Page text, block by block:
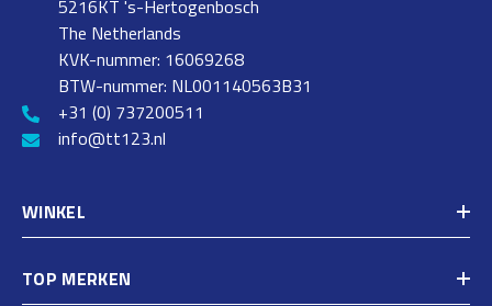
5216KT 's-Hertogenbosch
The Netherlands
KVK-nummer: 16069268
BTW-nummer: NL001140563B31
+31 (0) 737200511
info@tt123.nl
WINKEL
TOP MERKEN